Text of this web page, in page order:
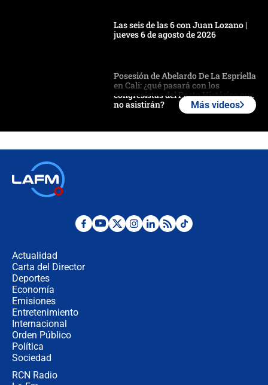
Las seis de las 6 con Juan Lozano |
jueves 6 de agosto de 2026
Posesión de Abelardo De La Espriella
en Cali: ¿qué pasará con los
congresistas del Pacto Histórico que
no asistirán?
crece el pulso por la elección del
¿Por qué De la Espriella gobernará
Más videos
Actualidad
Carta del Director
Deportes
Economía
Emisiones
Entretenimiento
Internacional
Orden Público
Política
Sociedad
RCN Radio